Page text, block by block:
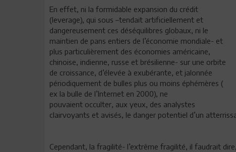
En effet, ni la formidable expansion du crédit
(leverage), qui sous –tendait artificiellement et
dangereusement ces déséquilibres globaux, ni le
maintien de pans entiers de l’économie mondiale- et
plus particulièrement des économies américaine,
chinoise, indienne, russe et brésilienne- sur une orbite
de croissance, d’élevée à exubérante, et jalonnée
périodiquement de bulles plus ou moins éphémères (
ex la bulle de l’Internet en 2000), ne
pouvaient occulter, aux yeux, des analystes
clairvoyants et avisés, le danger potentiel d’un
Cependant, la fragilité- l’extrême fragilité, il faudrait